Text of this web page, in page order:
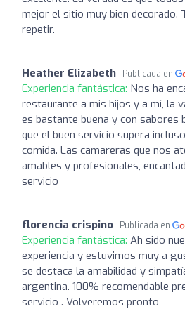
mejor el sitio muy bien decorado.
repetir.
Heather Elizabeth Publicada en
Experiencia fantástica: Nos ha
restaurante a mis hijos y a mí, la
es bastante buena y con sabores
que el buen servicio supera
comida. Las camareras que nos
amables y profesionales,
servicio
florencia crispino Publicada en
Experiencia fantástica: Ah sido
experiencia y estuvimos muy a
se destaca la amabilidad y
argentina. 100% recomendable
servicio . Volveremos pronto